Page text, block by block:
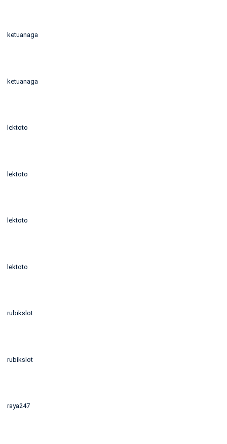
ketuanaga
ketuanaga
lektoto
lektoto
lektoto
lektoto
rubikslot
rubikslot
raya247